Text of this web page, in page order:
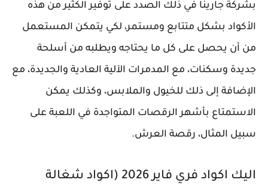
بشركة جارينا في ذلك الصدد على توفير الكثير من هذه
الأكواد بشكل متتابع ومستمر، لكي يتمكن المستعمل
من أن يحصل على كل ما يحتاجه ويطلبه من أسلحة
جديدة وسكنات، مع المدمرات الآلية العادية والجديدة، مع
الإضافة إلى ذلك للخيول والملابس، وكذلك يمكن
الاستمتاع بأشهر الرقصات المتواجدة في اللعبة على
سبيل المثال، رقصة العرش.
اليك اكواد فري فاير 2026 (اكواد شغالة